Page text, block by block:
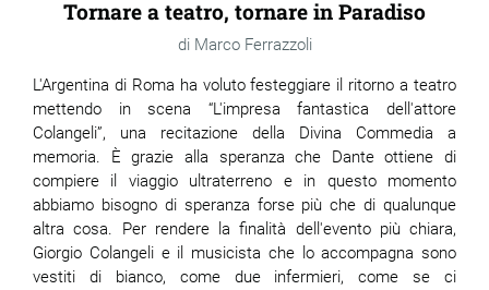
Tornare a teatro, tornare in Paradiso
Marco Ferrazzoli
L'Argentina di Roma ha voluto festeggiare il ritorno a teatro
mettendo in scena “L'impresa fantastica dell'attore
Colangeli”, una recitazione della Divina Commedia a
memoria. È grazie alla speranza che Dante ottiene di
compiere il viaggio ultraterreno e in questo momento
abbiamo bisogno di speranza forse più che di qualunque
altra cosa. Per rendere la finalità dell'evento più chiara,
Giorgio Colangeli e il musicista che lo accompagna sono
vestiti di bianco, come due infermieri, come se ci